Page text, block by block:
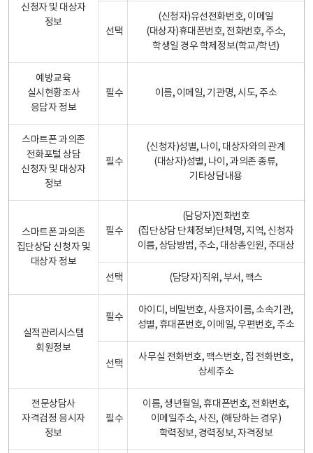
신청자 및 대상자
정보
선택
(신청자)유선전화번호, 이메일
(대상자)휴대폰번호, 전화번호, 주소,
학생일 경우 학제정보(학교/학년)
예방교육
실시현황조사
응답자 정보
필수 이름, 이메일, 기관명, 시도, 주소
스마트폰 과의존
전화포털 상담
신청자 및 대상자
정보
필수
(신청자)성별, 나이, 대상자와의 관계
(대상자)성별, 나이, 과의존 종류,
기타상담내용
스마트폰 과의존
집단상담 신청자 및
대상자 정보
필수
(담당자)전화번호
(집단상담 단체정보)단체명, 지역, 신청자
이름, 상담방법, 주소, 대상총인원, 주대상
선택 (담당자)직위, 부서, 팩스
실적관리시스템
회원정보
필수
아이디, 비밀번호, 사용자이름, 소속기관,
성별, 휴대폰번호, 이메일, 우편번호, 주소
선택
사무실 전화번호, 팩스번호, 집 전화번호,
상세주소
전문상담사
자격검정 응시자
정보
필수
이름, 생년월일, 휴대폰번호, 전화번호,
이메일주소, 사진, (해당하는 경우)
학력정보, 경력정보, 자격정보